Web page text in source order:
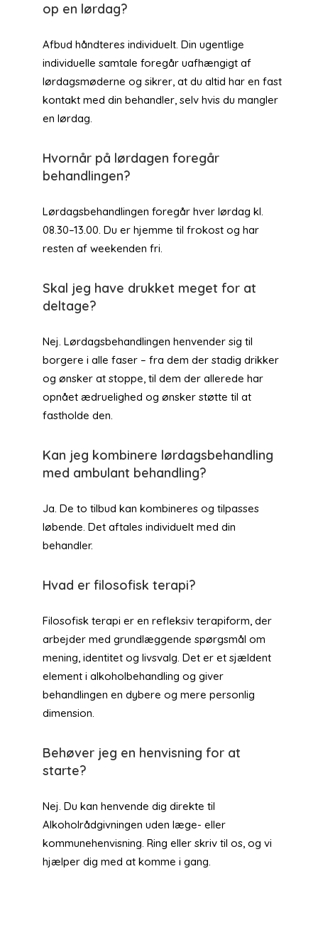
op en lørdag?
Afbud håndteres individuelt. Din ugentlige
individuelle samtale foregår uafhængigt af
lørdagsmøderne og sikrer, at du altid har en fast
kontakt med din behandler, selv hvis du mangler
en lørdag.
Hvornår på lørdagen foregår
behandlingen?
Lørdagsbehandlingen foregår hver lørdag kl.
08.30–13.00. Du er hjemme til frokost og har
resten af weekenden fri.
Skal jeg have drukket meget for at
deltage?
Nej. Lørdagsbehandlingen henvender sig til
borgere i alle faser – fra dem der stadig drikker
og ønsker at stoppe, til dem der allerede har
opnået ædruelighed og ønsker støtte til at
fastholde den.
Kan jeg kombinere lørdagsbehandling
med ambulant behandling?
Ja. De to tilbud kan kombineres og tilpasses
løbende. Det aftales individuelt med din
behandler.
Hvad er filosofisk terapi?
Filosofisk terapi er en refleksiv terapiform, der
arbejder med grundlæggende spørgsmål om
mening, identitet og livsvalg. Det er et sjældent
element i alkoholbehandling og giver
behandlingen en dybere og mere personlig
dimension.
Behøver jeg en henvisning for at
starte?
Nej. Du kan henvende dig direkte til
Alkoholrådgivningen uden læge- eller
kommunehenvisning. Ring eller skriv til os, og vi
hjælper dig med at komme i gang.